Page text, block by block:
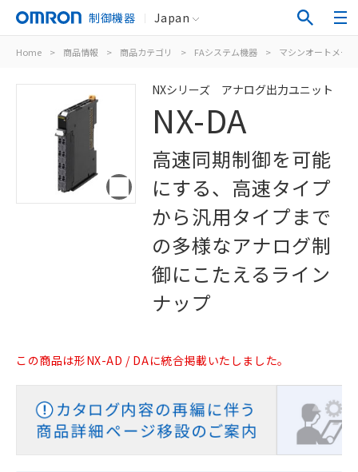
制御機器 Japan
Home > 商品情報 > 商品カテゴリ > FAシステム機器 > マシンオートメー
NXシリーズ アナログ出力ユニット
NX-DA
高速同期制御を可能
にする、高速タイプ
から汎用タイプまで
の多様なアナログ制
御にこたえるライン
ナップ
この商品は形NX-AD / DAに統合掲載いたしました。